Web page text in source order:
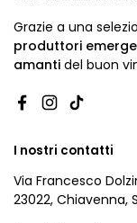
Grazie a una
produttori
amanti del buon
Facebook
Instagram
TikTok
I nostri contatti
Via Francesco
23022, Chiavenna,